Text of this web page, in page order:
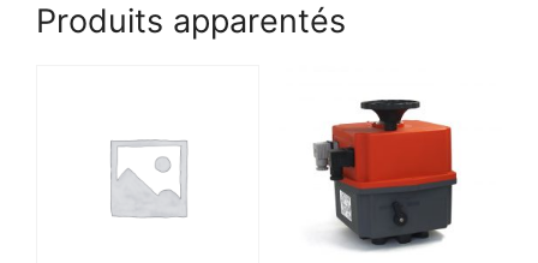
Produits apparentés